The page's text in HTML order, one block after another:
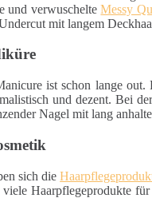
und verwuschelteMessy
mit langem
ist schon lange out.
und dezent. Bei
Nagel mit lang
sich die
Haarpflegeprodukte